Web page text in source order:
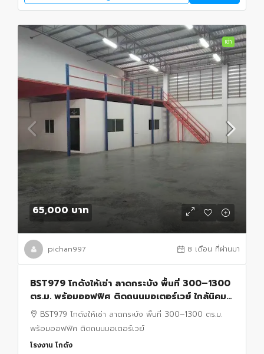
เช่า
65,000 บาท
pichan997 8 เดือน ที่ผ่านมา
BST979 โกดังให้เช่า ลาดกระบัง พื้นที่ 300–1300
ตร.ม. พร้อมออฟฟิศ ติดถนนมอเตอร์เวย์ ใกล้นิคม
ลาดกระบัง และสนามบินสุวรรณภูมิ
BST979 โกดังให้เช่า ลาดกระบัง พื้นที่ 300–1300 ตร.ม.
พร้อมออฟฟิศ ติดถนนมอเตอร์เวย์
โรงงาน โกดัง